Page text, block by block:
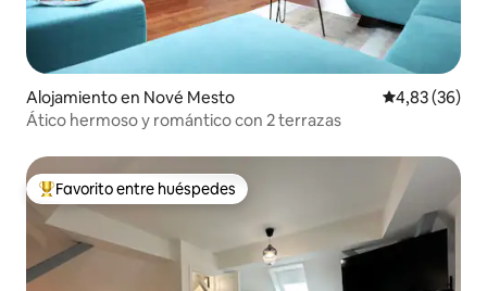
Alojamiento en Nové Mesto Calificación
4,83 (36)
Ático hermoso y romántico con 2 terrazas
Favorito entre los huéspedes más destacados
Favorito entre huéspedes